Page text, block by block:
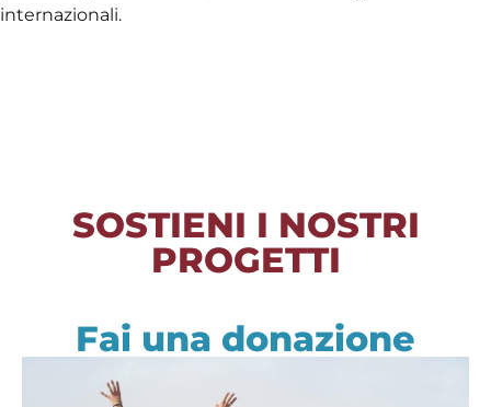
internazionali.
SOSTIENI I NOSTRI
PROGETTI
Fai una donazione